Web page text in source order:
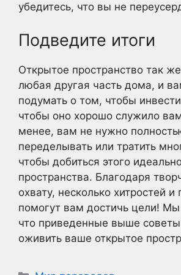
убедитесь, что вы не
Подведите итоги
Открытое пространство так
любая другая часть дома, и
подумать о том, чтобы
чтобы оно хорошо служило
менее, вам не нужно
переделывать или тратить
чтобы добиться этого
пространства. Благодаря
охвату, несколько хитростей и
помогут вам достичь цели!
что приведенные выше
оживить ваше открытое